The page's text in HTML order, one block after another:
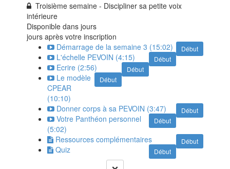
Troisième semaine - Discipliner sa petite voix
intérieure
Disponible dansjours
jours après votre inscription
Début
Démarrage de la semaine 3 (15:02)
Début
L'échelle PEVOIN (4:15)
Début
Ecrire (2:56)
Début
Le modèle
CPEAR
(10:10)
Début
Donner corps à sa PEVOIN (3:47)
Début
Votre Panthéon personnel
(5:02)
Début
Ressources complémentaires
Début
Quiz